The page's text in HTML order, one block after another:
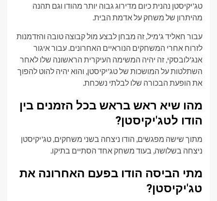
טג'יקיסטן נהנית כיום מדירוג גבוה יותר מהודו וגם תהנה
מהיתרון של משחק על אדמת הבית.
עבור חאליד ג'מיל, זה מבחן לבצע מול קבוצה טובה והזדמנות
לזרוח אחרי המשחקים הנוראיים האחרונים. עבור איגור
אנג'לובסקי, זה יהיה המשימה העיקרית הראשונה שלו לאחר
השתלטות על המושכות של טג'יקיסטן, והוא יהיה להוט להפוך
את הופעת הבכורה שלו לבלתי נשכחת.
מהו שיא ראש בראש בכל הזמנים בין
הודו לטג'יקיסטן?
מתוך שישה מפגשים, הודו ניצחה בשני משחקים, טג'יקיסטן
ניצחה בשלושה, בעוד משחק אחד הסתיים בתיקו.
מתי הביסה הודו בפעם האחרונה את
טג'יקיסטן?